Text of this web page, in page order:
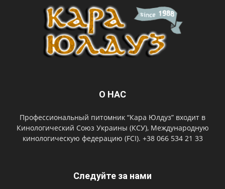
О НАС
Профессиональный питомник “Кара Юлдуз” входит в
Кинологический Союз Украины (КСУ), Международную
кинологическую федерацию (FCI). +38 066 534 21 33
Следуйте за нами